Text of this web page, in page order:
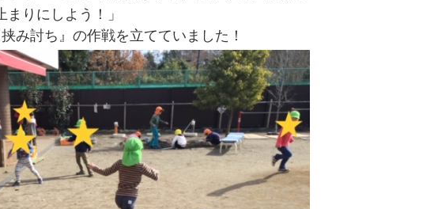
りにしよう！」
み討ち』の作戦を立てていました！